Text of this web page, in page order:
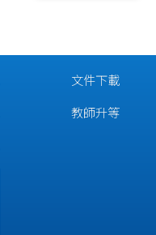
文件下載
教師升等